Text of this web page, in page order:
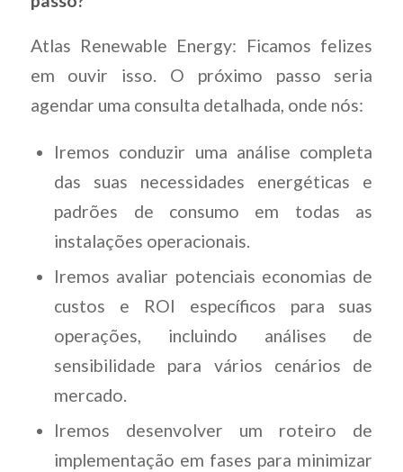
Atlas Renewable Energy: Ficamos felizes
em ouvir isso. O próximo passo seria
agendar uma consulta detalhada, onde nós:
Iremos conduzir uma análise completa
das suas necessidades energéticas e
padrões de consumo em todas as
instalações operacionais.
Iremos avaliar potenciais economias de
custos e ROI específicos para suas
operações, incluindo análises de
sensibilidade para vários cenários de
mercado.
Iremos desenvolver um roteiro de
implementação em fases para minimizar